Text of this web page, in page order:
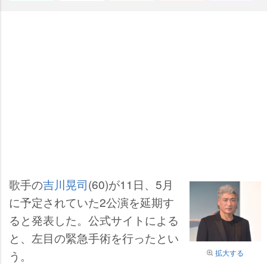
拡大する
歌手の吉川晃司(60)が11日、5月
に予定されていた2公演を延期す
ると発表した。公式サイトによる
と、左目の緊急手術を行ったとい
う。